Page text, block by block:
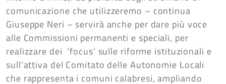
comunicazione che utilizzeremo – continua
Giuseppe Neri – servirà anche per dare più voce
alle Commissioni permanenti e speciali, per
realizzare dei ‘focus’ sulle riforme istituzionali e
sull’attiva del Comitato delle Autonomie Locali
che rappresenta i comuni calabresi, ampliando